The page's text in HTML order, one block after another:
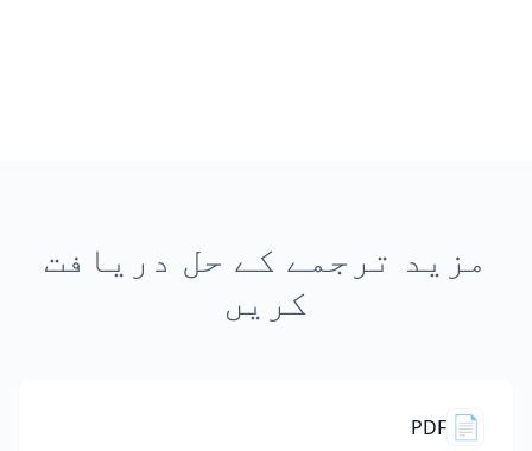
مزید ترجمے کے حل دریافت
کریں
📄
PDF